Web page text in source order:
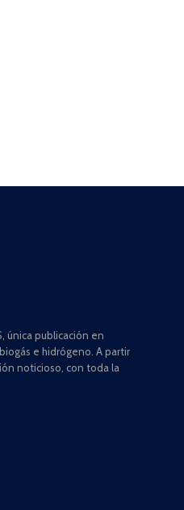
única publicación en
e hidrógeno. A partir
noticioso, con toda la